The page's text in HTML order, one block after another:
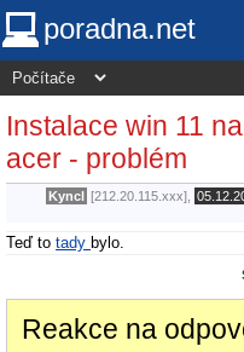
poradna.net
Instalace win 11
acer - problém
Kyncl [212.20.115.xxx],
Teď to tady bylo.
Reakce na